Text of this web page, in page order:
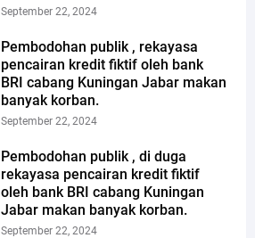
September 22, 2024
Pembodohan publik , rekayasa
pencairan kredit fiktif oleh bank
BRI cabang Kuningan Jabar makan
banyak korban.
September 22, 2024
Pembodohan publik , di duga
rekayasa pencairan kredit fiktif
oleh bank BRI cabang Kuningan
Jabar makan banyak korban.
September 22, 2024